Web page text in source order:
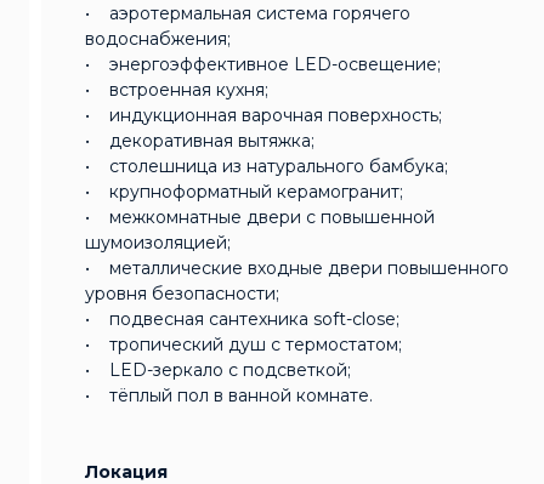
• аэротермальная система горячего
водоснабжения;
• энергоэффективное LED-освещение;
• встроенная кухня;
• индукционная варочная поверхность;
• декоративная вытяжка;
• столешница из натурального бамбука;
• крупноформатный керамогранит;
• межкомнатные двери с повышенной
шумоизоляцией;
• металлические входные двери повышенного
уровня безопасности;
• подвесная сантехника soft-close;
• тропический душ с термостатом;
• LED-зеркало с подсветкой;
• тёплый пол в ванной комнате.
Локация